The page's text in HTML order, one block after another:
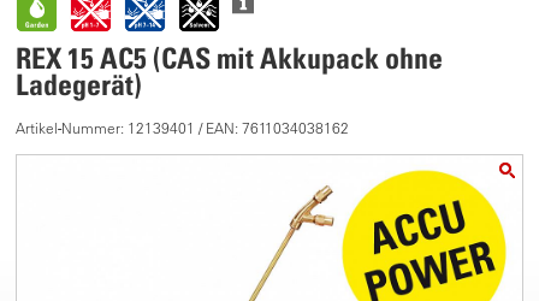
REX 15 AC5 (CAS mit Akkupack ohne
Ladegerät)
Artikel-Nummer: 12139401 / EAN: 7611034038162